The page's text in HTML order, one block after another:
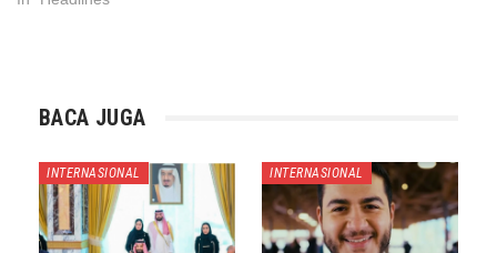
BACA JUGA
INTERNASIONAL INTERNASIONAL